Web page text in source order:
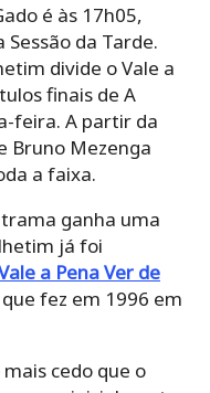
é às 17h05,
da Tarde.
divide o Vale a
finais de A
feira. A partir da
Bruno Mezenga
a faixa.
ganha uma
já foi
a Pena Ver de
fez em 1996 em
mais cedo que o